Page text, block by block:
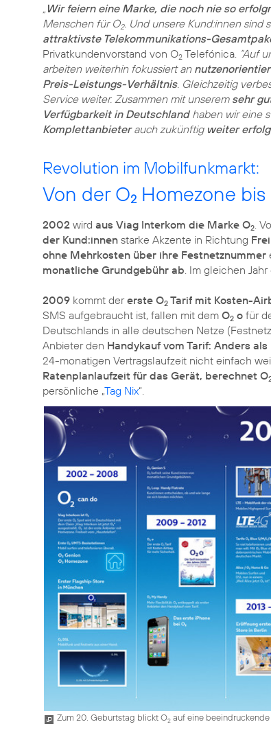
Wir feiern eine Marke, die noch nie so
Menschen für O2. Und unsere Kund:innen sind
attraktivste Telekommunikations-
Privatkundenvorstand von O2 Telefónica. “Auf
arbeiten weiterhin fokussiert an
Preis-Leistungs-Verhältnis. Gleichzeitig
Service weiter. Zusammen mit unserem sehr
Verfügbarkeit in Deutschlandhaben wir eine
Komplettanbieterauch zukünftig weiter
Revolution im Mobilfunkmarkt:
Von der O2 Homezone bis
2002 wird aus Viag Interkom die Marke O2 .
der Kund:innen starke Akzente in Richtung
ohne Mehrkosten über ihre Festnetznummer
monatliche Grundgebühr ab . Im gleichen
2009 kommt dererste O2 Tarif mit Kosten-
SMS aufgebraucht ist, fallen mit dem O2 o für
Deutschlands in alle deutschen Netze
Anbieter den Handykauf vom Tarif: Anders
24-monatigen Vertragslaufzeit nicht einfach
Ratenplanlaufzeit für das Gerät, berechnet O
persönliche „Tag Nix“.
Zum 20. Geburtstag blickt O2 auf eine